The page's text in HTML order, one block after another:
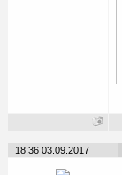
18:36 03.09.2017